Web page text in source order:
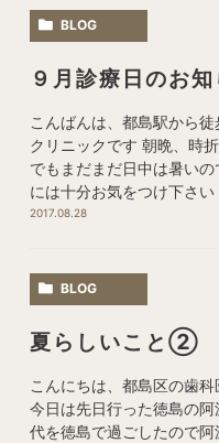
BLOG
９月診療日のお
こんばんは、都島駅から
クリニックです 朝晩、時
でもまだまだ日中は暑い
には十分お気をつけ下さ
2017.08.28
BLOG
夏らしいこと②
こんにちは、都島区の歯
今日は先日行った徳島の
代を徳島で過ごしたので阿